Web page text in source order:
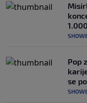
Pop
se